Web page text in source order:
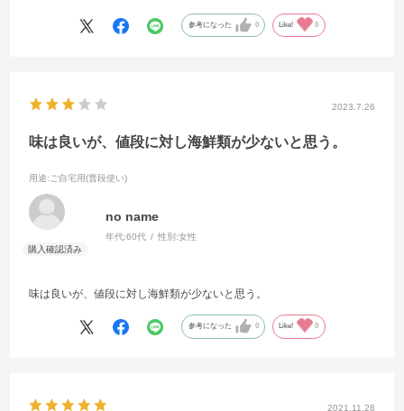
参考になった 0 Like! 0
2023.7.26
味は良いが、値段に対し海鮮類が少ないと思う。
用途:ご自宅用(普段使い)
no name
年代:60代 性別:女性
味は良いが、値段に対し海鮮類が少ないと思う。
参考になった 0 Like! 0
2021.11.28